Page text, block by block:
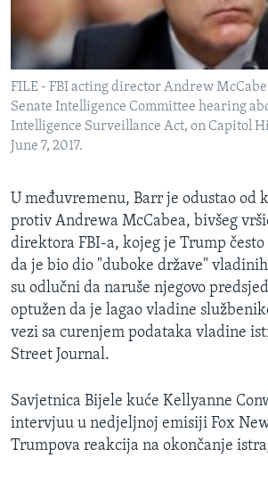
FILE - FBI acting director Andrew
Senate Intelligence Committee hearing
Intelligence Surveillance Act, on Capitol
June 7, 2017.
U međuvremenu, Barr je odustao od
protiv Andrewa McCabea, bivšeg
direktora FBI-a, kojeg je Trump
da je bio dio "duboke države"
su odlučni da naruše njegovo
optužen da je lagao vladine
vezi sa curenjem podataka vladine
Street Journal.
Savjetnica Bijele kuće Kellyanne
intervjuu u nedjeljnoj emisiji Fox
Trumpova reakcija na okončanje